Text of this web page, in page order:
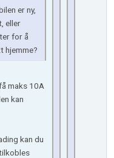
er ny,
eller
for å
hjemme?
maks 10A
kan
kan du